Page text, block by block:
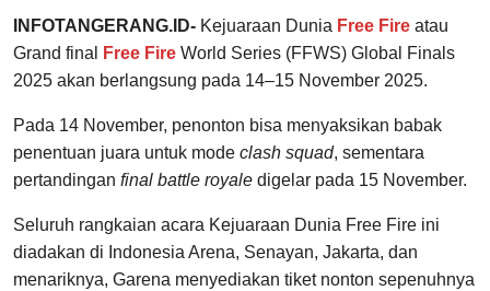
INFOTANGERANG.ID- Kejuaraan Dunia Free Fire atau
Grand final
Free Fire World Series (FFWS) Global Finals
2025 akan berlangsung pada 14–15 November 2025.
Pada 14 November, penonton bisa menyaksikan babak
penentuan juara untuk mode clash squad, sementara
pertandingan final battle royale digelar pada 15 November.
Seluruh rangkaian acara Kejuaraan Dunia Free Fire ini
diadakan di Indonesia Arena, Senayan, Jakarta, dan
menariknya, Garena menyediakan tiket nonton sepenuhnya